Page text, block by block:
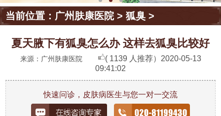
当前位置： 广州肤康医院>狐臭 >
夏天腋下有狐臭怎么办 这样去狐臭比较好
来源：广州肤康医院 ( 1139 人推荐） 2020-05-13
09:41:02
快速问诊，皮肤病医生与您一对一交流